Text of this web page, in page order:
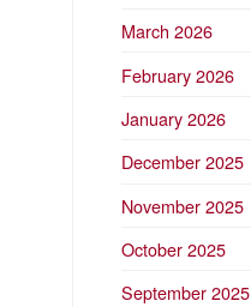
March 2026
February 2026
January 2026
December 2025
November 2025
October 2025
September 2025